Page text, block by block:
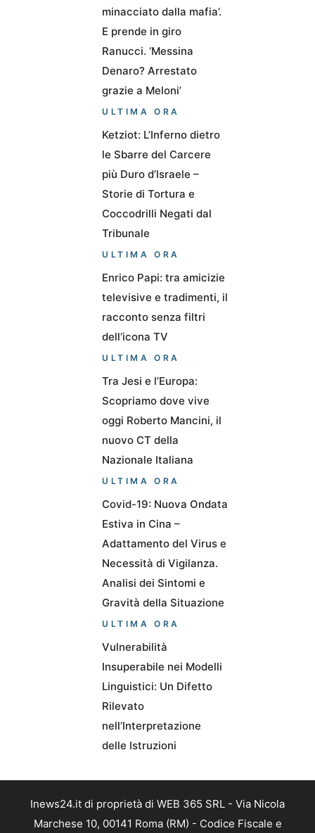
minacciato dalla mafia’.
E prende in giro
Ranucci. ‘Messina
Denaro? Arrestato
grazie a Meloni’
ULTIMA ORA
Ketziot: L’Inferno dietro
le Sbarre del Carcere
più Duro d’Israele –
Storie di Tortura e
Coccodrilli Negati dal
Tribunale
ULTIMA ORA
Enrico Papi: tra amicizie
televisive e tradimenti, il
racconto senza filtri
dell’icona TV
ULTIMA ORA
Tra Jesi e l’Europa:
Scopriamo dove vive
oggi Roberto Mancini, il
nuovo CT della
Nazionale Italiana
ULTIMA ORA
Covid-19: Nuova Ondata
Estiva in Cina –
Adattamento del Virus e
Necessità di Vigilanza.
Analisi dei Sintomi e
Gravità della Situazione
ULTIMA ORA
Vulnerabilità
Insuperabile nei Modelli
Linguistici: Un Difetto
Rilevato
nell’Interpretazione
delle Istruzioni
Inews24.it di proprietà di WEB 365 SRL - Via Nicola
Marchese 10, 00141 Roma (RM) - Codice Fiscale e